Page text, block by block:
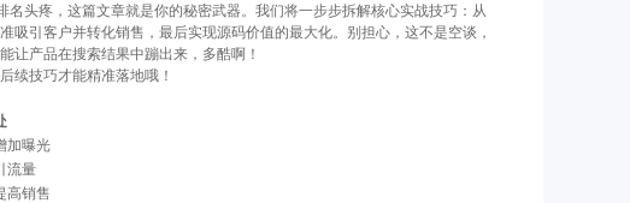
名头疼，这篇文章就是你的秘密武器。我们将一步步拆解核心实战技巧：从
引客户并转化销售，最后实现源码价值的最大化。别担心，这不是空谈，
产品在搜索结果中蹦出来，多酷啊！
续技巧才能精准落地哦！
加曝光
流量
高销售